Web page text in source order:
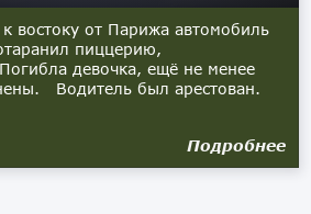
востоку от Парижа автомобиль
пиццерию,
девочка, ещё не менее
Водитель был арестован.
Подробнее